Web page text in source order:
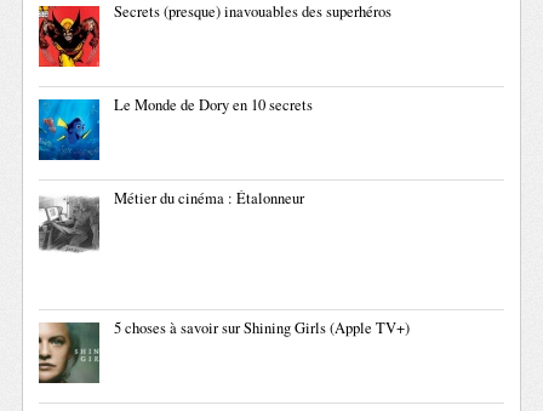
Secrets (presque) inavouables des superhéros
Le Monde de Dory en 10 secrets
Métier du cinéma : Étalonneur
5 choses à savoir sur Shining Girls (Apple TV+)